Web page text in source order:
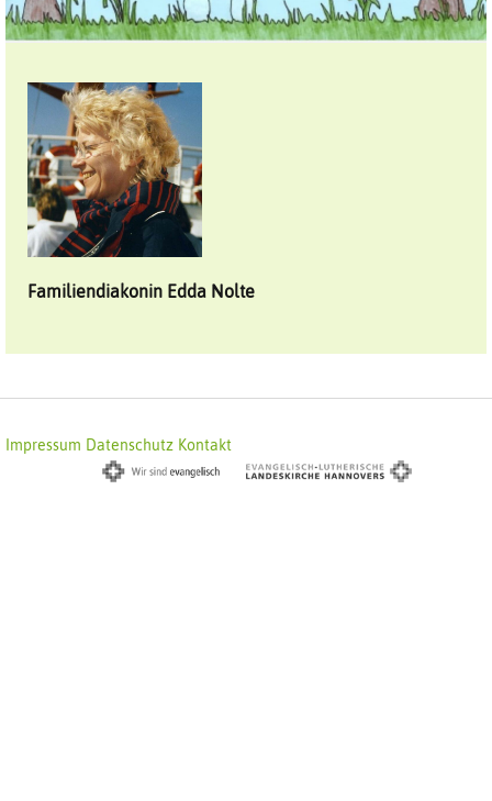
Familiendiakonin Edda Nolte
Impressum Datenschutz Kontakt